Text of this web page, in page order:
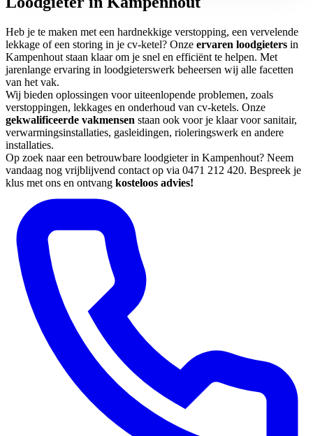
Heb je te maken met een hardnekkige verstopping, een vervelende
lekkage of een storing in je cv-ketel? Onze ervaren loodgieters in
Kampenhout staan klaar om je snel en efficiënt te helpen. Met
jarenlange ervaring in loodgieterswerk beheersen wij alle facetten
van het vak.
Wij bieden oplossingen voor uiteenlopende problemen, zoals
verstoppingen, lekkages en onderhoud van cv-ketels. Onze
gekwalificeerde vakmensen staan ook voor je klaar voor sanitair,
verwarmingsinstallaties, gasleidingen, rioleringswerk en andere
installaties.
Op zoek naar een betrouwbare loodgieter in Kampenhout? Neem
vandaag nog vrijblijvend contact op via 0471 212 420. Bespreek je
klus met ons en ontvang kosteloos advies!